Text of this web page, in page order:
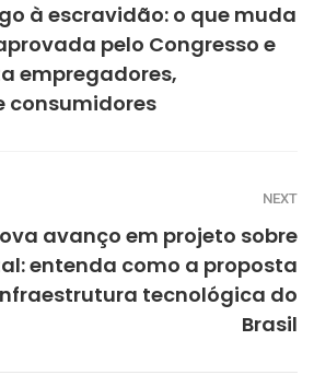
à escravidão: o que muda
pelo Congresso e
empregadores,
consumidores
NEXT
avanço em projeto sobre
entenda como a proposta
tecnológica do
Brasil